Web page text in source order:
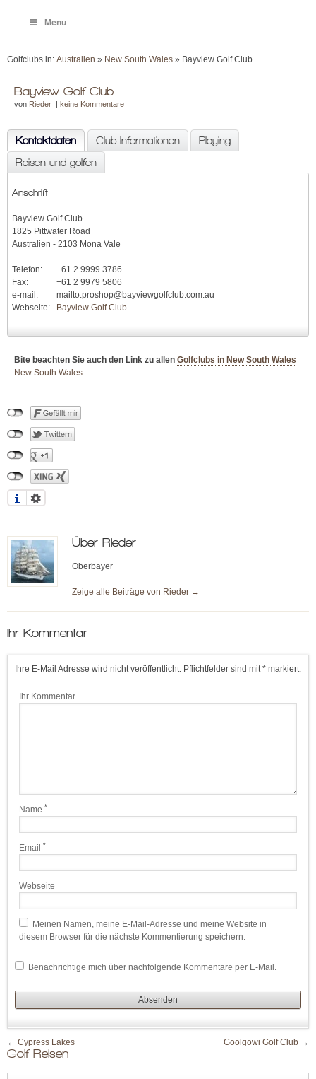
Menu
Golfclubs in: Australien » New South Wales » Bayview Golf Club
Bayview Golf Club
von Rieder | keine Kommentare
Kontaktdaten Club Informationen
Playing
Reisen und golfen
Anschrift
Bayview Golf Club
1825 Pittwater Road
Australien - 2103 Mona Vale
Telefon:
+61 2 9999 3786
Fax:
+61 2 9979 5806
e-mail:
mailto:proshop@bayviewgolfclub.com.au
Webseite:
Bayview Golf Club
Bite beachten Sie auch den Link zu allen Golfclubs in New South Wales
New South Wales
Über Rieder
Oberbayer
Zeige alle Beiträge von Rieder →
Ihr Kommentar
Ihre E-Mail Adresse wird nicht veröffentlicht. Pflichtfelder sind mit * markiert.
Ihr Kommentar
Name *
Email *
Webseite
Meinen Namen, meine E-Mail-Adresse und meine Website in
diesem Browser für die nächste Kommentierung speichern.
Benachrichtige mich über nachfolgende Kommentare per E-Mail.
← Cypress Lakes Goolgowi Golf Club →
Golf Reisen